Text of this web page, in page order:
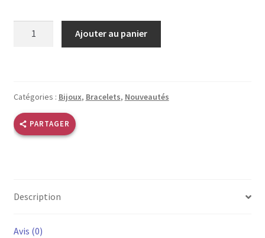
Ajouter au panier
Catégories : Bijoux, Bracelets, Nouveautés
PARTAGER
Description
Avis (0)